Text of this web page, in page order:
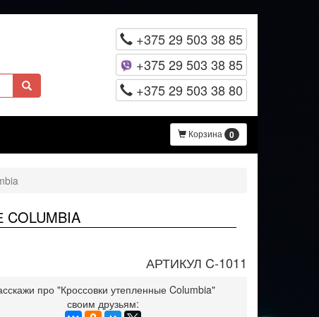
+375 29 503 38 85
+375 29 503 38 85
+375 29 503 38 80
Корзина 0
АРТИКУЛ C-1011
про "Кроссовки утепленные Columbia"
своим друзьям: